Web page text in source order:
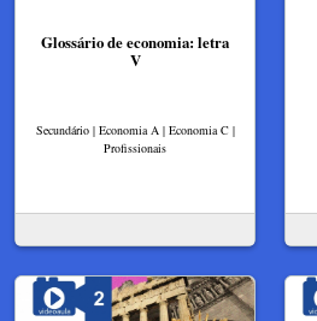
Glossário de economia: letra
V
Secundário | Economia A | Economia C |
Profissionais